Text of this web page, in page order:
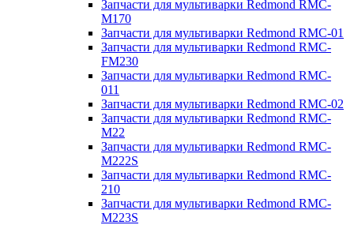
Запчасти для мультиварки Redmond RMC-
M170
Запчасти для мультиварки Redmond RMC-01
Запчасти для мультиварки Redmond RMC-
FM230
Запчасти для мультиварки Redmond RMC-
011
Запчасти для мультиварки Redmond RMC-02
Запчасти для мультиварки Redmond RMC-
M22
Запчасти для мультиварки Redmond RMC-
M222S
Запчасти для мультиварки Redmond RMC-
210
Запчасти для мультиварки Redmond RMC-
M223S